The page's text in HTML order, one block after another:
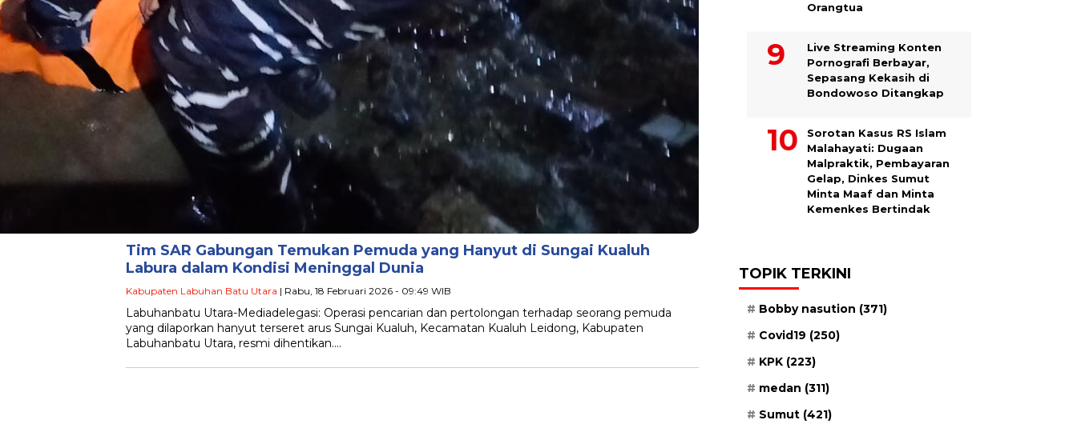
Tim SAR Gabungan Temukan Pemuda yang Hanyut di Sungai Kualuh
Labura dalam Kondisi Meninggal Dunia
Kabupaten Labuhan Batu Utara | Rabu, 18 Februari 2026 - 09:49 WIB
Labuhanbatu Utara-Mediadelegasi: ​Operasi pencarian dan pertolongan terhadap seorang pemuda
yang dilaporkan hanyut terseret arus Sungai Kualuh, Kecamatan Kualuh Leidong, Kabupaten
Labuhanbatu Utara, resmi dihentikan….
Orangtua
Live Streaming Konten
Pornografi Berbayar,
Sepasang Kekasih di
Bondowoso Ditangkap
Sorotan Kasus RS Islam
Malahayati: Dugaan
Malpraktik, Pembayaran
Gelap, Dinkes Sumut
Minta Maaf dan Minta
Kemenkes Bertindak
TOPIK TERKINI
Bobby nasution (371)
Covid19 (250)
KPK (223)
medan (311)
Sumut (421)